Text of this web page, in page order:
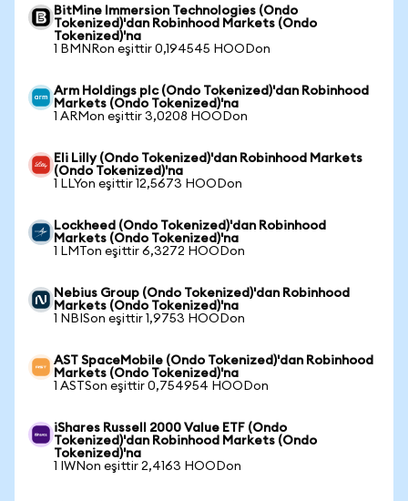
BitMine Immersion Technologies (Ondo
Tokenized)'dan Robinhood Markets (Ondo
Tokenized)'na
1 BMNRon eşittir 0,194545 HOODon
Arm Holdings plc (Ondo Tokenized)'dan Robinhood
Markets (Ondo Tokenized)'na
1 ARMon eşittir 3,0208 HOODon
Eli Lilly (Ondo Tokenized)'dan Robinhood Markets
(Ondo Tokenized)'na
1 LLYon eşittir 12,5673 HOODon
Lockheed (Ondo Tokenized)'dan Robinhood
Markets (Ondo Tokenized)'na
1 LMTon eşittir 6,3272 HOODon
Nebius Group (Ondo Tokenized)'dan Robinhood
Markets (Ondo Tokenized)'na
1 NBISon eşittir 1,9753 HOODon
AST SpaceMobile (Ondo Tokenized)'dan Robinhood
Markets (Ondo Tokenized)'na
1 ASTSon eşittir 0,754954 HOODon
iShares Russell 2000 Value ETF (Ondo
Tokenized)'dan Robinhood Markets (Ondo
Tokenized)'na
1 IWNon eşittir 2,4163 HOODon